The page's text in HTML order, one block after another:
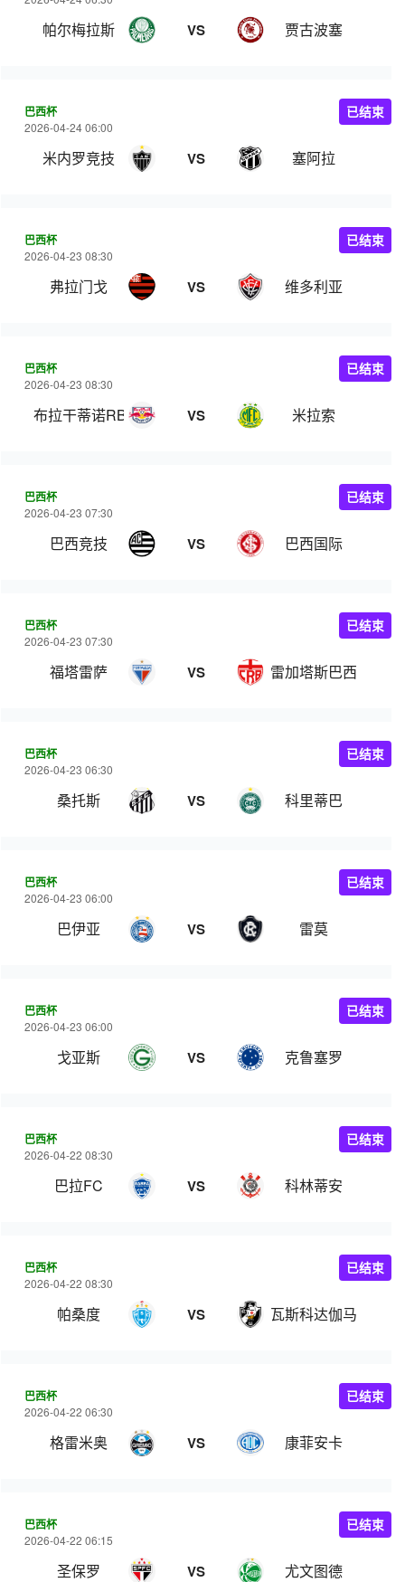
帕尔梅拉斯 VS 贾古波塞
巴西杯
2026-04-24 06:00
米内罗竞技 VS 塞阿拉
已结束
巴西杯
2026-04-23 08:30
弗拉门戈 VS 维多利亚
已结束
巴西杯
2026-04-23 08:30
布拉干蒂诺RB VS 米拉索
已结束
巴西杯
2026-04-23 07:30
巴西竞技 VS 巴西国际
已结束
巴西杯
2026-04-23 07:30
福塔雷萨 VS 雷加塔斯巴西
已结束
巴西杯
2026-04-23 06:30
桑托斯 VS 科里蒂巴
已结束
巴西杯
2026-04-23 06:00
巴伊亚 VS 雷莫
已结束
巴西杯
2026-04-23 06:00
戈亚斯 VS 克鲁塞罗
已结束
巴西杯
2026-04-22 08:30
巴拉FC VS 科林蒂安
已结束
巴西杯
2026-04-22 08:30
帕桑度 VS 瓦斯科达伽马
已结束
巴西杯
2026-04-22 06:30
格雷米奥 VS 康菲安卡
已结束
巴西杯
2026-04-22 06:15
圣保罗 VS 尤文图德
已结束